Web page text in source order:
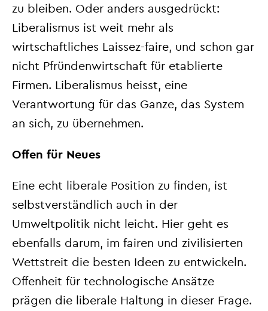
zu bleiben. Oder anders ausgedrückt:
Liberalismus ist weit mehr als
wirtschaftliches Laissez-faire, und schon gar
nicht Pfründenwirtschaft für etablierte
Firmen. Liberalismus heisst, eine
Verantwortung für das Ganze, das System
an sich, zu übernehmen.
Offen für Neues
Eine echt liberale Position zu finden, ist
selbstverständlich auch in der
Umweltpolitik nicht leicht. Hier geht es
ebenfalls darum, im fairen und zivilisierten
Wettstreit die besten Ideen zu entwickeln.
Offenheit für technologische Ansätze
prägen die liberale Haltung in dieser Frage.